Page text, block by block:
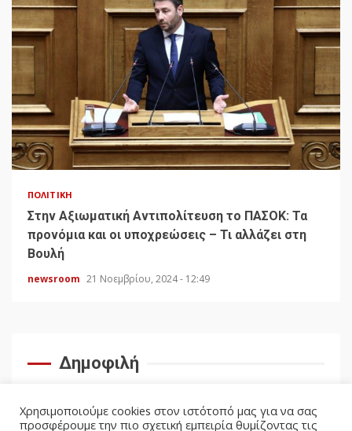
ΠΟΛΙΤΙΚΉ
Στην Αξιωματική Αντιπολίτευση το ΠΑΣΟΚ: Τα
προνόμια και οι υποχρεώσεις – Τι αλλάζει στη
Βουλή
newsroom 21 Νοεμβρίου, 2024 - 12:49
Δημοφιλή
Χρησιμοποιούμε cookies στον ιστότοπό μας για να σας
προσφέρουμε την πιο σχετική εμπειρία θυμίζοντας τις